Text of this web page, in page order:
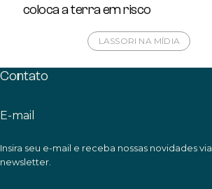
coloca a terra em risco
LASSORI NA MÍDIA
Contato
Insira seu e-mail e receba nossas novidades via
newsletter.